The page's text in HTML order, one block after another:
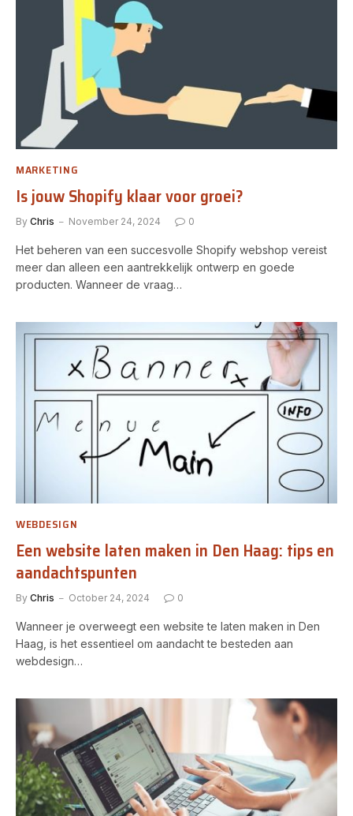
MARKETING
Is jouw Shopify klaar voor groei?
By Chris November 24, 2024 0
Het beheren van een succesvolle Shopify webshop vereist
meer dan alleen een aantrekkelijk ontwerp en goede
producten. Wanneer de vraag…
WEBDESIGN
Een website laten maken in Den Haag: tips en
aandachtspunten
By Chris October 24, 2024 0
Wanneer je overweegt een website te laten maken in Den
Haag, is het essentieel om aandacht te besteden aan
webdesign…